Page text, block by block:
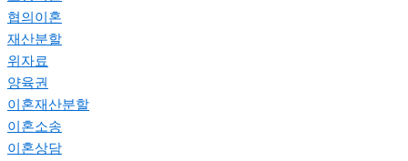
협의이혼
재산분할
위자료
양육권
이혼재산분할
이혼소송
이혼상담